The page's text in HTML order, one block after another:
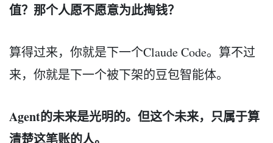
值？那个人愿不愿意为此掏钱？
算得过来，你就是下一个Claude Code。算不过
来，你就是下一个被下架的豆包智能体。
Agent的未来是光明的。但这个未来，只属于算
清楚这笔账的人。